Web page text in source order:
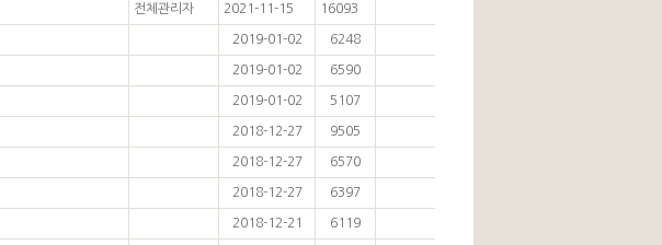
전체관리자 2021-11-15 16093
2019-01-02 6248
2019-01-02 6590
2019-01-02 5107
2018-12-27 9505
2018-12-27 6570
2018-12-27 6397
2018-12-21 6119